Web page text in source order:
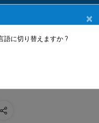
タリング
ゲーションを
スターからノー
×
語に切り替えますか ?